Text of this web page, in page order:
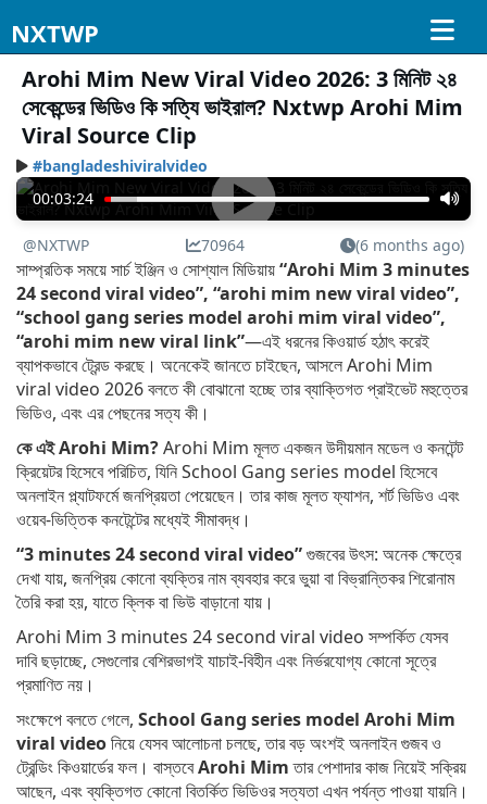
NXTWP
Arohi Mim New Viral Video 2026: 3 মিনিট ২৪
সেকেন্ডের ভিডিও কি সত্যি ভাইরাল? Nxtwp Arohi Mim
Viral Source Clip
#bangladeshiviralvideo
00:03:24
@NXTWP 70964 (6 months ago)
সাম্প্রতিক সময়ে সার্চ ইঞ্জিন ও সোশ্যাল মিডিয়ায়“Arohi Mim 3 minutes
24 second viral video”, “arohi mim new viral video”,
“school gang series model arohi mim viral video”,
“arohi mim new viral link”—এই ধরনের কিওয়ার্ড হঠাৎ করেই
ব্যাপকভাবে ট্রেন্ড করছে। অনেকেই জানতে চাইছেন, আসলে Arohi Mim
viral video 2026 বলতে কী বোঝানো হচ্ছে তার ব্যাক্তিগত প্রাইভেট মহুত্তের
ভিডিও, এবং এর পেছনের সত্য কী।
কে এই Arohi Mim?Arohi Mim মূলত একজন উদীয়মান মডেল ও কনটেন্ট
ক্রিয়েটর হিসেবে পরিচিত, যিনি School Gang series model হিসেবে
অনলাইন প্ল্যাটফর্মে জনপ্রিয়তা পেয়েছেন। তার কাজ মূলত ফ্যাশন, শর্ট ভিডিও এবং
ওয়েব-ভিত্তিক কনটেন্টের মধ্যেই সীমাবদ্ধ।
“3 minutes 24 second viral video”গুজবের উৎস: অনেক ক্ষেত্রে
দেখা যায়, জনপ্রিয় কোনো ব্যক্তির নাম ব্যবহার করে ভুয়া বা বিভ্রান্তিকর শিরোনাম
তৈরি করা হয়, যাতে ক্লিক বা ভিউ বাড়ানো যায়।
Arohi Mim 3 minutes 24 second viral video সম্পর্কিত যেসব
দাবি ছড়াচ্ছে, সেগুলোর বেশিরভাগই যাচাই-বিহীন এবং নির্ভরযোগ্য কোনো সূত্রে
প্রমাণিত নয়।
সংক্ষেপে বলতে গেলে, School Gang series model Arohi Mim
viral videoনিয়ে যেসব আলোচনা চলছে, তার বড় অংশই অনলাইন গুজব ও
ট্রেন্ডিং কিওয়ার্ডের ফল। বাস্তবেArohi Mimতার পেশাদার কাজ নিয়েই সক্রিয়
আছেন, এবং ব্যক্তিগত কোনো বিতর্কিত ভিডিওর সত্যতা এখন পর্যন্ত পাওয়া যায়নি।